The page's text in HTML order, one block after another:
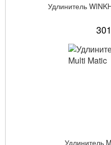
Удлинитель
Удлинитель